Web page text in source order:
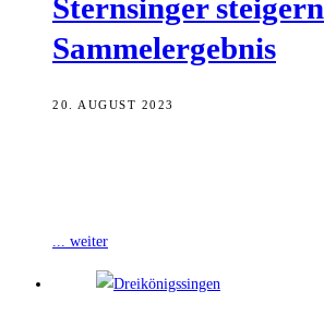
Stern­sin­ger stei­gern
Sammelergebnis
20. AUGUST 2023
... weiter